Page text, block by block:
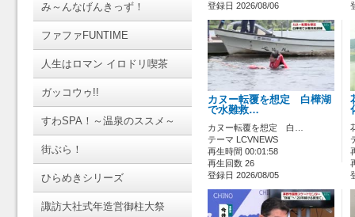
み～んなげんきっず！
ファファFUNTIME
人生はロマン イロドリ喫茶
ガッコウゥ!!
すわSPA！～温泉のススメ～
街ぶら！
ひらめきシリーズ
諏訪大社式年造営御柱大祭
登録日 2026/08/06
カヌー転覆を想定 白樺湖
で水難救…
カヌー転覆を想定 白…
テーマ LCVNEWS
再生時間 00:01:58
再生回数 26
登録日 2026/08/05